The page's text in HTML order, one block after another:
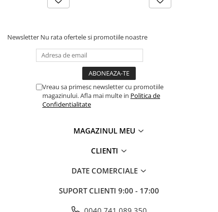
Newsletter Nu rata ofertele si promotiile noastre
Vreau sa primesc newsletter cu promotiile
magazinului. Afla mai multe in Politica de
Confidentialitate
MAGAZINUL MEU
CLIENTI
DATE COMERCIALE
SUPORT CLIENTI 9:00 - 17:00